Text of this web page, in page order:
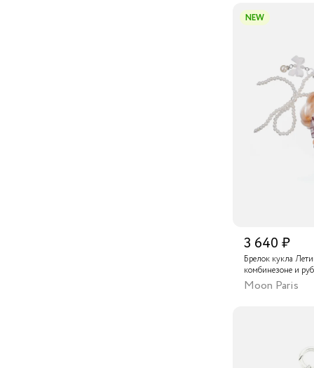
NEW
3 640 ₽
Брелок кукла
комбинезоне и
жемчужными
Moon Paris